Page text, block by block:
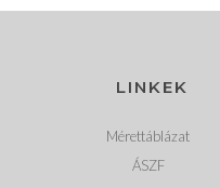
LINKEK
Mérettáblázat
ÁSZF